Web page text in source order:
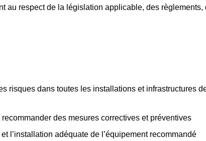
au respect de la législation applicable, des règlements,
risques dans toutes les installations et infrastructures
des mesures correctives et préventives
l’installation adéquate de l’équipement recommandé